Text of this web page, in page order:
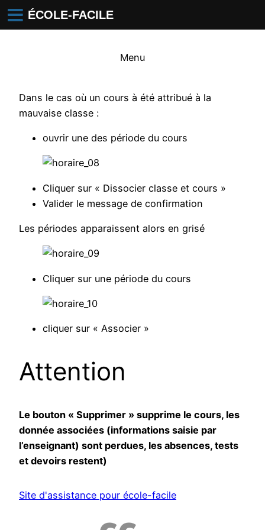
Menu
Dans le cas où un cours à été attribué à la
mauvaise classe :
ouvrir une des période du cours
Cliquer sur « Dissocier classe et cours »
Valider le message de confirmation
Les périodes apparaissent alors en grisé
Cliquer sur une période du cours
cliquer sur « Associer »
Attention
Le bouton « Supprimer » supprime le cours, les
donnée associées (informations saisie par
l’enseignant) sont perdues, les absences, tests
et devoirs restent)
Site d'assistance pour école-facile
ÉCOLE-FACILE